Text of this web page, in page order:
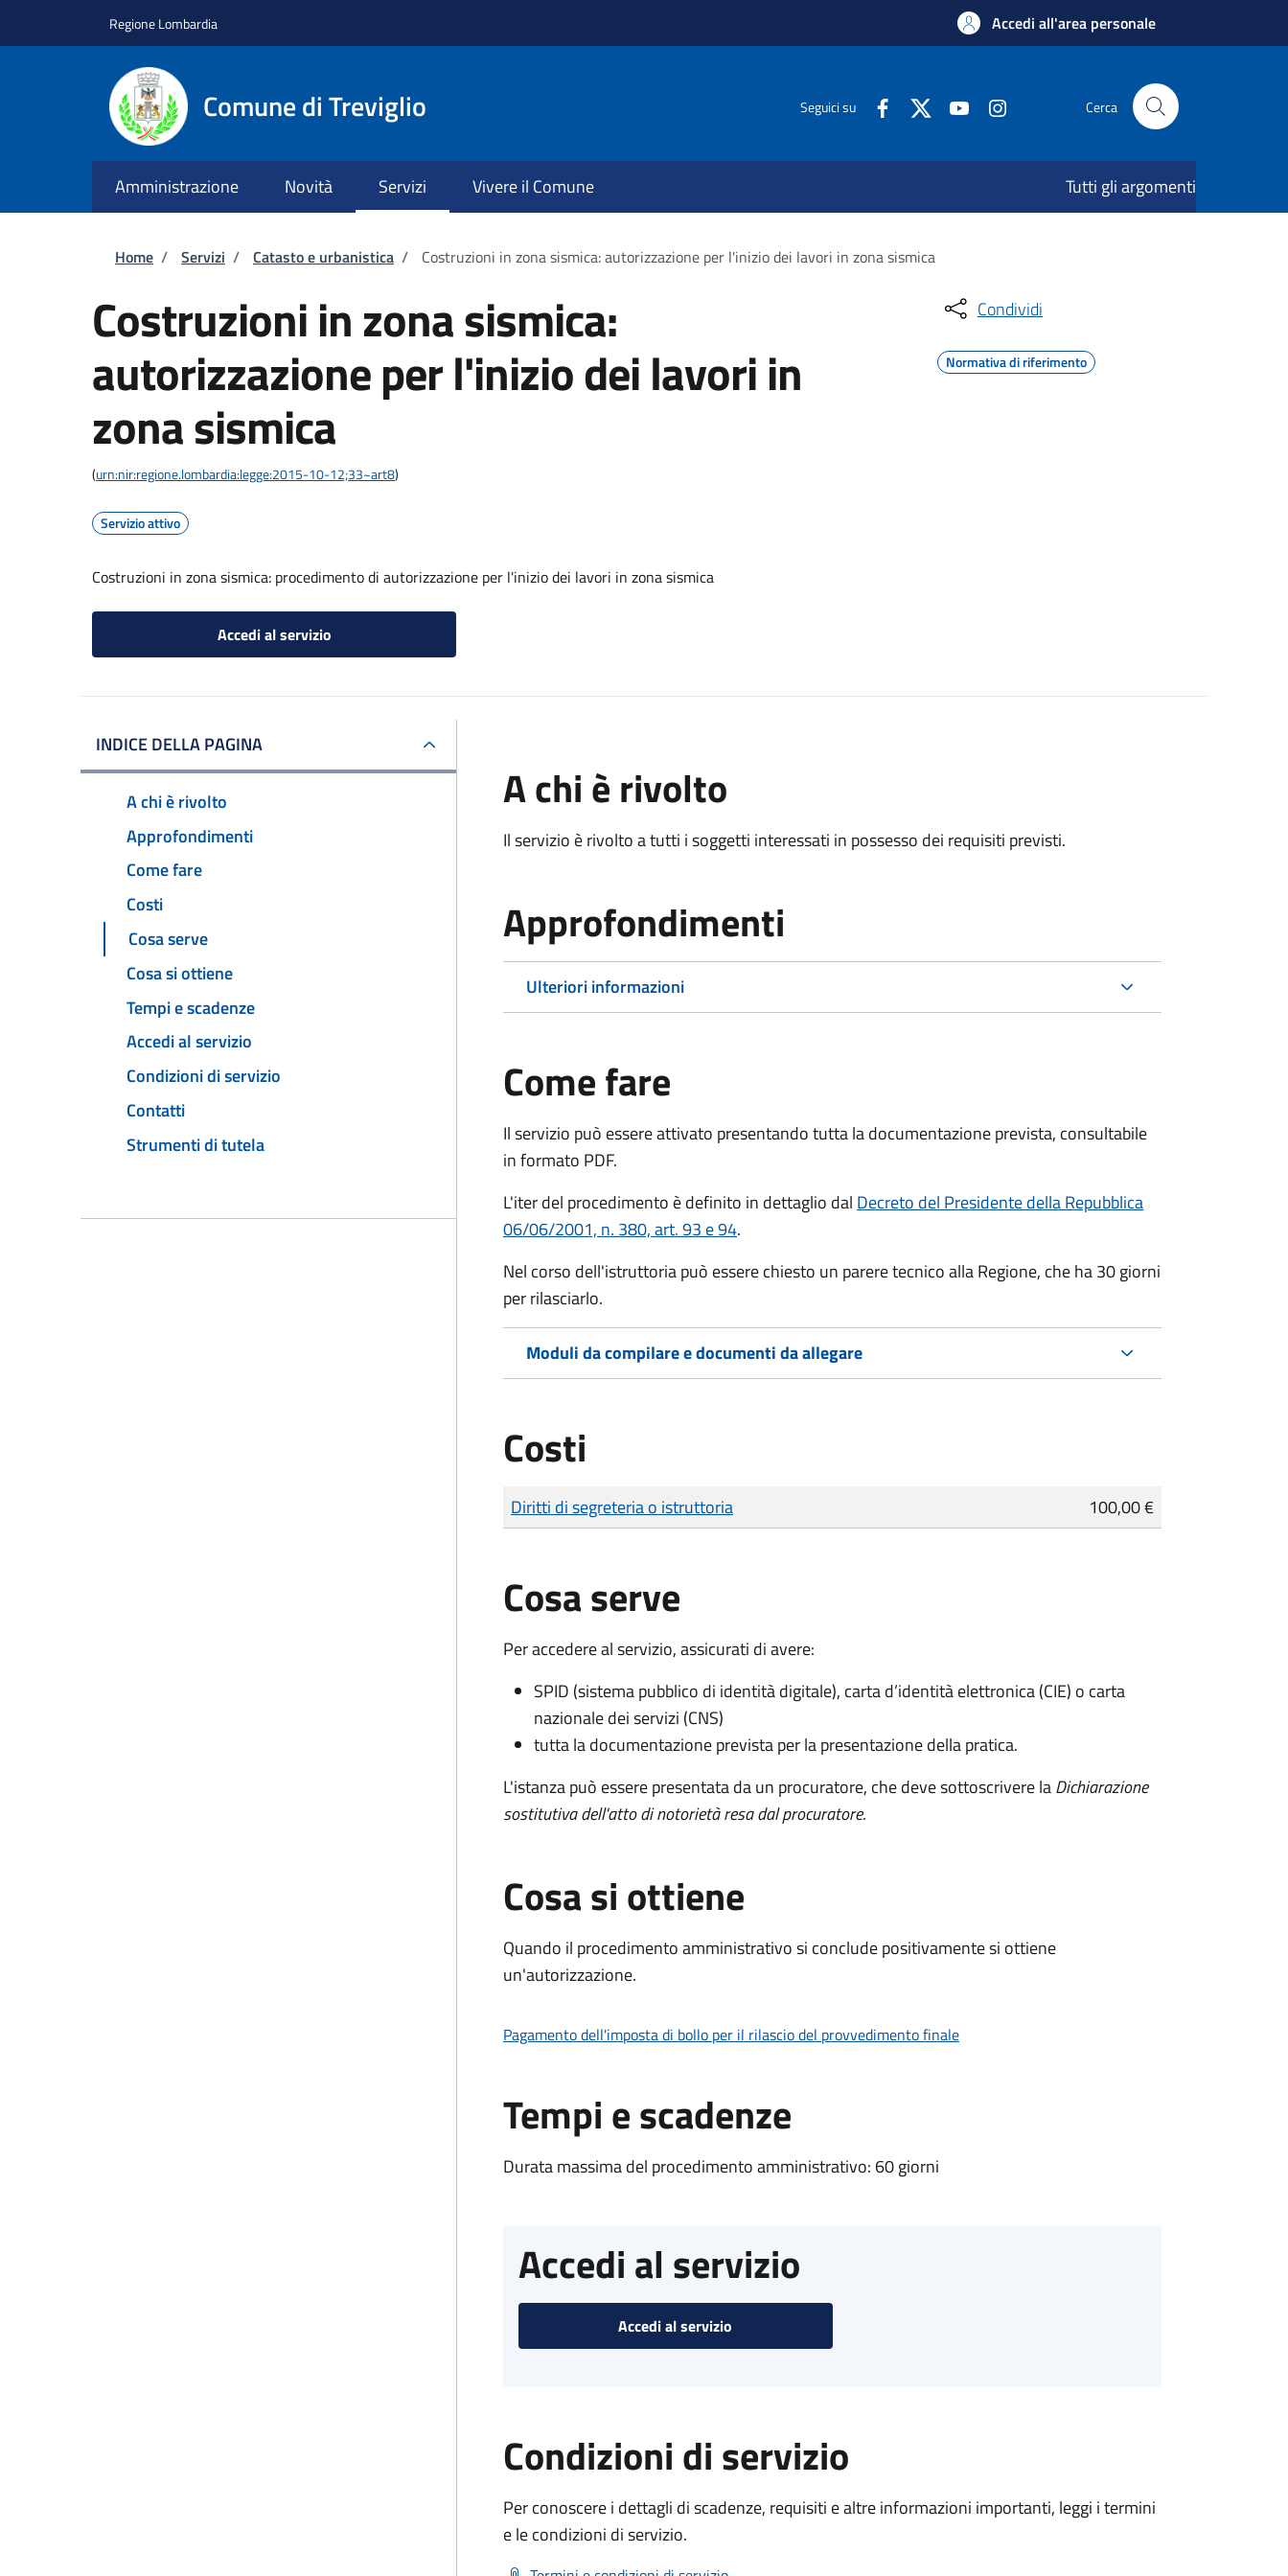
Regione Lombardia Accedi all'area personale
Comune di Treviglio Seguici su Cerca
Amministrazione Novità Servizi Vivere il Comune Tutti gli argomenti
Briciole di pane
Home / Servizi / Catasto e urbanistica / Costruzioni in zona sismica: autorizzazione per l'inizio dei lavori in zona sismica
Costruzioni in zona sismica:
autorizzazione per l'inizio dei lavori in
zona sismica
(urn:nir:regione.lombardia:legge:2015-10-12;33~art8)
Servizio attivo
Costruzioni in zona sismica: procedimento di autorizzazione per l'inizio dei lavori in zona sismica
Accedi al servizio
Condividi
Normativa di riferimento
INDICE DELLA PAGINA
A chi è rivolto
Approfondimenti
Come fare
Costi
Cosa serve
Cosa si ottiene
Tempi e scadenze
Accedi al servizio
Condizioni di servizio
Contatti
Strumenti di tutela
A chi è rivolto
Il servizio è rivolto a tutti i soggetti interessati in possesso dei requisiti previsti.
Approfondimenti
Ulteriori informazioni
Come fare
Il servizio può essere attivato presentando tutta la documentazione prevista, consultabile
in formato PDF.
L'iter del procedimento è definito in dettaglio dal Decreto del Presidente della Repubblica
06/06/2001, n. 380, art. 93 e 94.
Nel corso dell'istruttoria può essere chiesto un parere tecnico alla Regione, che ha 30 giorni
per rilasciarlo.
Moduli da compilare e documenti da allegare
Costi
Tipo di pagamento
Importo
Diritti di segreteria o istruttoria 100,00 €
Cosa serve
Per accedere al servizio, assicurati di avere:
SPID (sistema pubblico di identità digitale), carta d’identità elettronica (CIE) o carta
nazionale dei servizi (CNS)
tutta la documentazione prevista per la presentazione della pratica.
L'istanza può essere presentata da un procuratore, che deve sottoscrivere laDichiarazione
sostitutiva dell'atto di notorietà resa dal procuratore.
Cosa si ottiene
Quando il procedimento amministrativo si conclude positivamente si ottiene
un'autorizzazione.
Pagamento dell'imposta di bollo per il rilascio del provvedimento finale
Tempi e scadenze
Durata massima del procedimento amministrativo: 60 giorni
Accedi al servizio
Accedi al servizio
Condizioni di servizio
Per conoscere i dettagli di scadenze, requisiti e altre informazioni importanti, leggi i termini
e le condizioni di servizio.